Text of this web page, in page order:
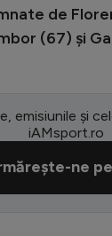
League
League
de
(67) și
emisiunile și
iAMsport.ro
ne